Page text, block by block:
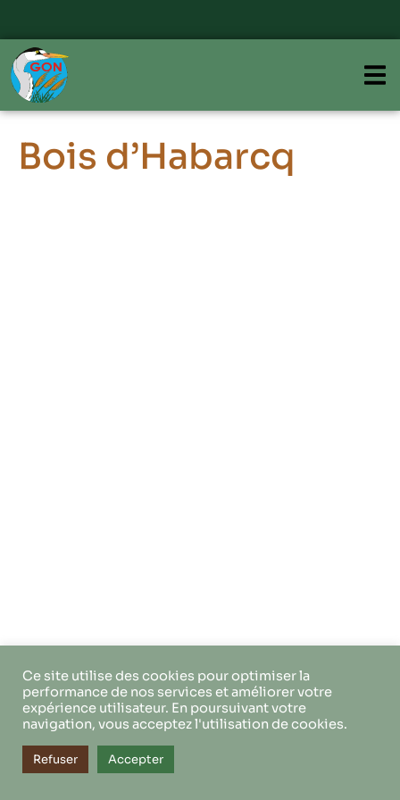
Bois d’Habarcq
Ce site utilise des cookies pour optimiser la
performance de nos services et améliorer votre
expérience utilisateur. En poursuivant votre
navigation, vous acceptez l'utilisation de cookies.
Refuser Accepter